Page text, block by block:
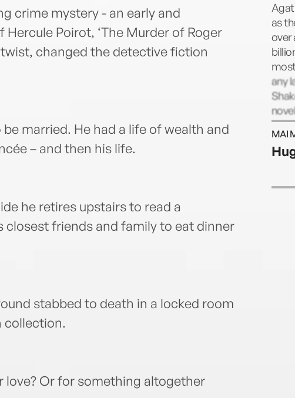
crime mystery - an early and
Poirot, ‘The Murder of Roger
changed the detective fiction
married. He had a life of wealth and
– and then his life.
he retires upstairs to read a
closest friends and family to eat dinner
stabbed to death in a locked room
collection.
love? Or for something altogether
as
over
any
six
MAI